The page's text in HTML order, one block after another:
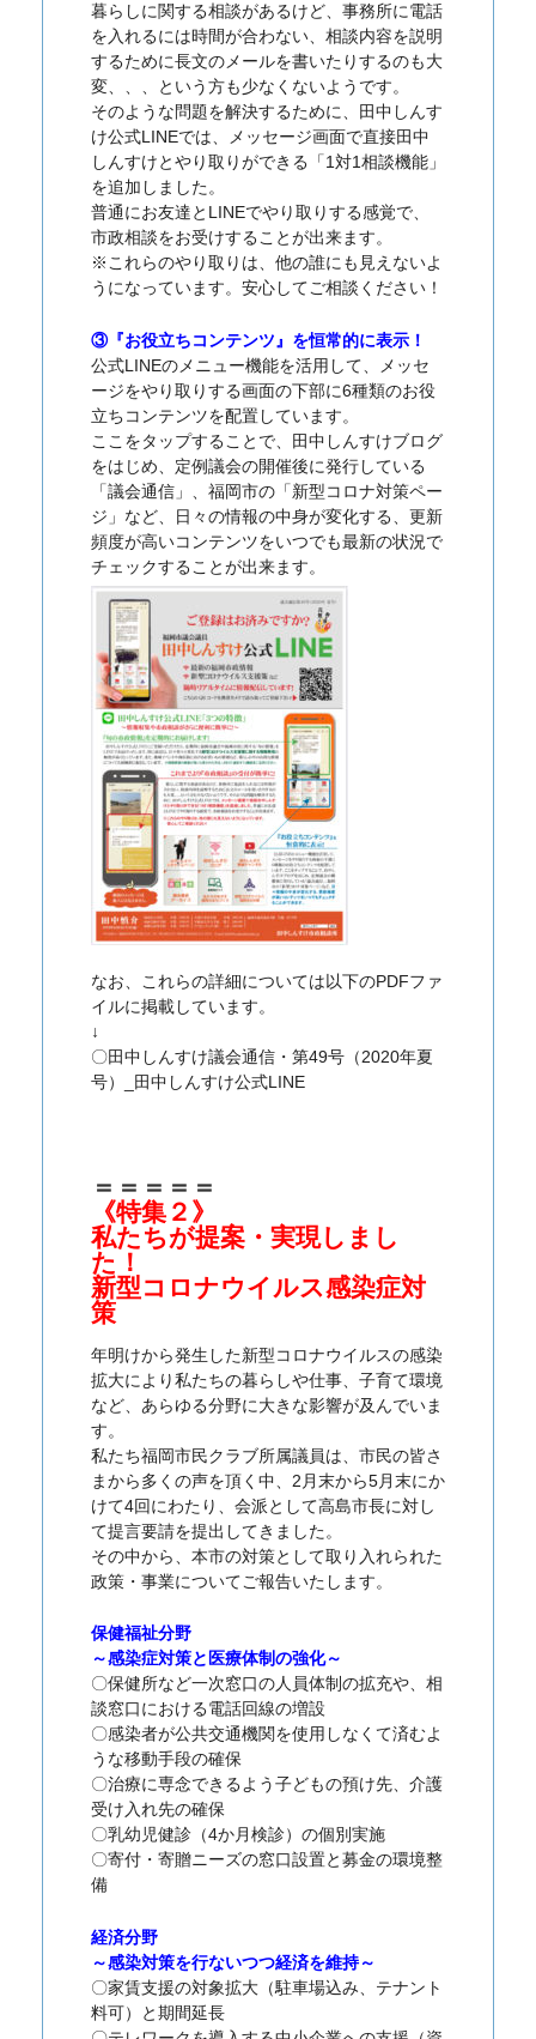
暮らしに関する相談があるけど、事務所に電話
を入れるには時間が合わない、相談内容を説明
するために長文のメールを書いたりするのも大
変、、、という方も少なくないようです。
そのような問題を解決するために、田中しんす
け公式LINEでは、メッセージ画面で直接田中
しんすけとやり取りができる「1対1相談機能」
を追加しました。
普通にお友達とLINEでやり取りする感覚で、
市政相談をお受けすることが出来ます。
※これらのやり取りは、他の誰にも見えないよ
うになっています。安心してご相談ください！
③『お役立ちコンテンツ』を恒常的に表示！
公式LINEのメニュー機能を活用して、メッセ
ージをやり取りする画面の下部に6種類のお役
立ちコンテンツを配置しています。
ここをタップすることで、田中しんすけブログ
をはじめ、定例議会の開催後に発行している
「議会通信」、福岡市の「新型コロナ対策ペー
ジ」など、日々の情報の中身が変化する、更新
頻度が高いコンテンツをいつでも最新の状況で
チェックすることが出来ます。
なお、これらの詳細については以下のPDFファ
イルに掲載しています。
↓
〇田中しんすけ議会通信・第49号（2020年夏
号）_田中しんすけ公式LINE
＝＝＝＝＝
《特集２》
私たちが提案・実現しまし
た！
新型コロナウイルス感染症対
策
年明けから発生した新型コロナウイルスの感染
拡大により私たちの暮らしや仕事、子育て環境
など、あらゆる分野に大きな影響が及んでいま
す。
私たち福岡市民クラブ所属議員は、市民の皆さ
まから多くの声を頂く中、2月末から5月末にか
けて4回にわたり、会派として高島市長に対し
て提言要請を提出してきました。
その中から、本市の対策として取り入れられた
政策・事業についてご報告いたします。
保健福祉分野
～感染症対策と医療体制の強化～
〇保健所など一次窓口の人員体制の拡充や、相
談窓口における電話回線の増設
〇感染者が公共交通機関を使用しなくて済むよ
うな移動手段の確保
〇治療に専念できるよう子どもの預け先、介護
受け入れ先の確保
〇乳幼児健診（4か月検診）の個別実施
〇寄付・寄贈ニーズの窓口設置と募金の環境整
備
経済分野
～感染対策を行ないつつ経済を維持～
〇家賃支援の対象拡大（駐車場込み、テナント
料可）と期間延長